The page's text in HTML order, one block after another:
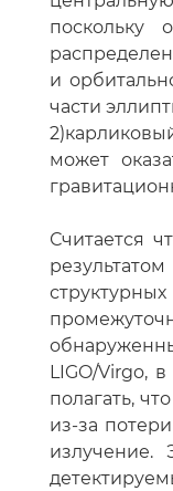
поскольку
и
части
может
Считается
LIGO/Virgo,
полагать,
из-за
излучение.